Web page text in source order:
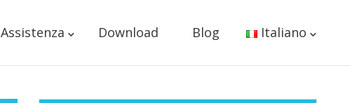
Assistenza Download Blog Italiano